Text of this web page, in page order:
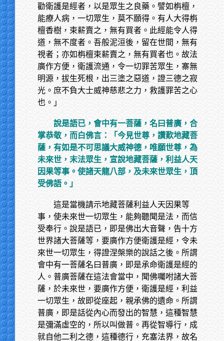
勸衛護是經者，以是眾生之良藥。譬如栴檀，
能療人病，一切眾生，莫不願得。有人大得栴
檀香樹，束薪賣之，無有買者。此經能令人得
道，無不度者。吾般泥洹後，留在世間，無有
視者；亦如栴檀束薪賣之，無有買者也。故法
廣作方便，衛護流通，令一切罪苦眾生，寨無
明源，拔生死根，出三塗之惡道，證三德之寂
光。庶不負大士威神慈悲之力，救護罪苦之心
也。」
說是語已，會中有一菩薩，名曰普廣，合
掌恭敬，而白佛言：「今見世尊，讚歎地藏菩
薩，有如是不可思議大威神德，唯願世尊，為
未來世，末法眾生，宣說地藏菩薩，利益人天
因果等事。使諸天龍八部，及未來世眾生，頂
受佛語。」
這是當機請示地藏菩薩利益人天因果等
事，使未來世一切眾生，能夠聽聞是法，而信
受奉行。說是語已，即是佛出大音聲，告十方
世界諸大菩薩等，要廣作方便衛護是經，令未
來世一切眾生，得證涅槃樂的說話之後。所謂
會中有一菩薩名曰普廣，即是承命衛護是經的
人。普廣菩薩在這法會當中，聞佛囑咐諸大菩
薩，於未來世，要廣作方便，衛護是經，利益
一切眾生，故即從座起，親承佛的遺命。所謂
普廣，即是話從內心而發出的智慧，這種智慧
是彌滿虛空的，所以叫做普。再從智導行，成
就自他二利之德，這種德行，充塞法界，故名